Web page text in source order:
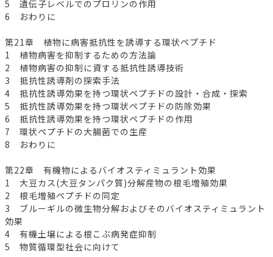
5 遺伝子レベルでのプロリンの作用
6 おわりに
第21章 植物に病害抵抗性を誘導する環状ペプチド
1 植物病害を抑制するための方法論
2 植物病害の抑制に資する抵抗性誘導技術
3 抵抗性誘導剤の探索手法
4 抵抗性誘導効果を持つ環状ペプチドの設計・合成・探索
5 抵抗性誘導効果を持つ環状ペプチドの防除効果
6 抵抗性誘導効果を持つ環状ペプチドの作用
7 環状ペプチドの大腸菌での生産
8 おわりに
第22章 有機物によるバイオスティミュラント効果
1 大豆カス(大豆タンパク質)分解産物の根毛増殖効果
2 根毛増殖ペプチドの同定
3 ブルーギルの微生物分解およびそのバイオスティミュラント
効果
4 有機土壌による根こぶ病発症抑制
5 物質循環型社会に向けて